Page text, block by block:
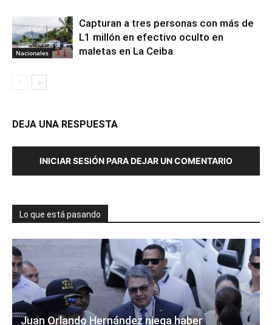
Nacionales
Capturan a tres personas con más de
L1 millón en efectivo oculto en
maletas en La Ceiba
DEJA UNA RESPUESTA
INICIAR SESIÓN PARA DEJAR UN COMENTARIO
Lo que está pasando
Juan Orlando Hernández niega haber